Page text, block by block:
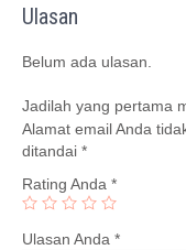
Ulasan
Belum ada ulasan.
Jadilah yang pertama
Alamat email Anda
ditandai *
Rating Anda *
Ulasan Anda *